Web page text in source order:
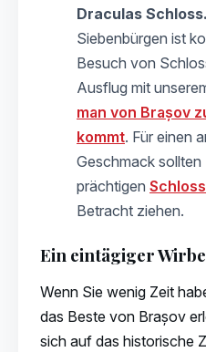
Draculas Schloss.
Siebenbürgen ist
Besuch von
Ausflug mit
man von Brașov
kommt. Für einen
Geschmack
prächtigen
Betracht ziehen.
Ein eintägiger
Wenn Sie wenig Zeit
das Beste von Brașov
sich auf das historische